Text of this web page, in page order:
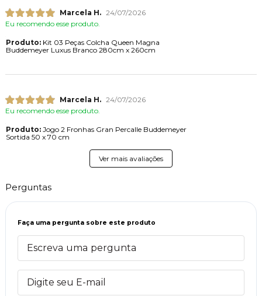
Marcela H. 24/07/2026
Eu recomendo esse produto.
Produto:Kit 03 Peças Colcha Queen Magna
Buddemeyer Luxus Branco 280cm x 260cm
Marcela H. 24/07/2026
Eu recomendo esse produto.
Produto:Jogo 2 Fronhas Gran Percalle Buddemeyer
Sortida 50 x 70 cm
Ver mais avaliações
Perguntas
Faça uma pergunta sobre este produto